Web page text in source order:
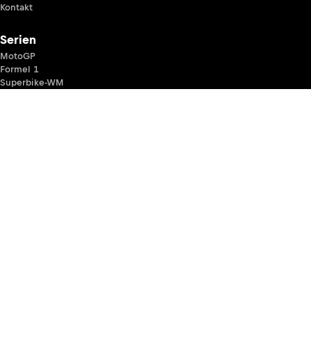
Kontakt
Serien
MotoGP
Formel 1
Superbike-WM